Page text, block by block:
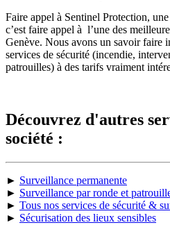
Faire appel à Sentinel Protection,
c’est faire appel à l’une des
Genève. Nous avons un savoir faire
services de sécurité (incendie,
patrouilles) à des tarifs vraiment
Découvrez d'autres
société :
► Surveillance permanente
► Surveillance par ronde et
► Tous nos services de sécurité &
► Sécurisation des lieux sensibles